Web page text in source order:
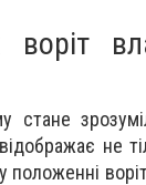
воріт
не
положенні